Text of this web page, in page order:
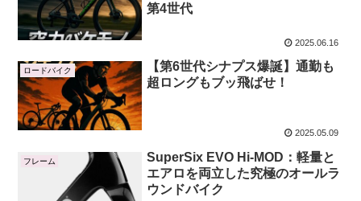
第4世代
2025.06.16
ロードバイク
【第6世代シナプス爆誕】通勤も
超ロングもブッ飛ばせ！
2025.05.09
フレーム
SuperSix EVO Hi-MOD：軽量と
エアロを両立した究極のオールラ
ウンドバイク